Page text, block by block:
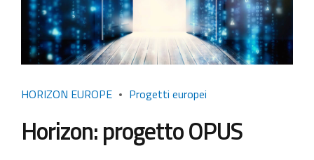
HORIZON EUROPE Progetti europei
Horizon: progetto OPUS